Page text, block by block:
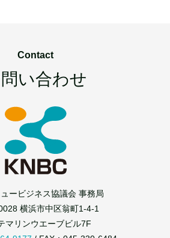
Contact
い合わせ
ービジネス協議会 事務局
横浜市中区翁町1-4-1
マリンウエーブビル7F